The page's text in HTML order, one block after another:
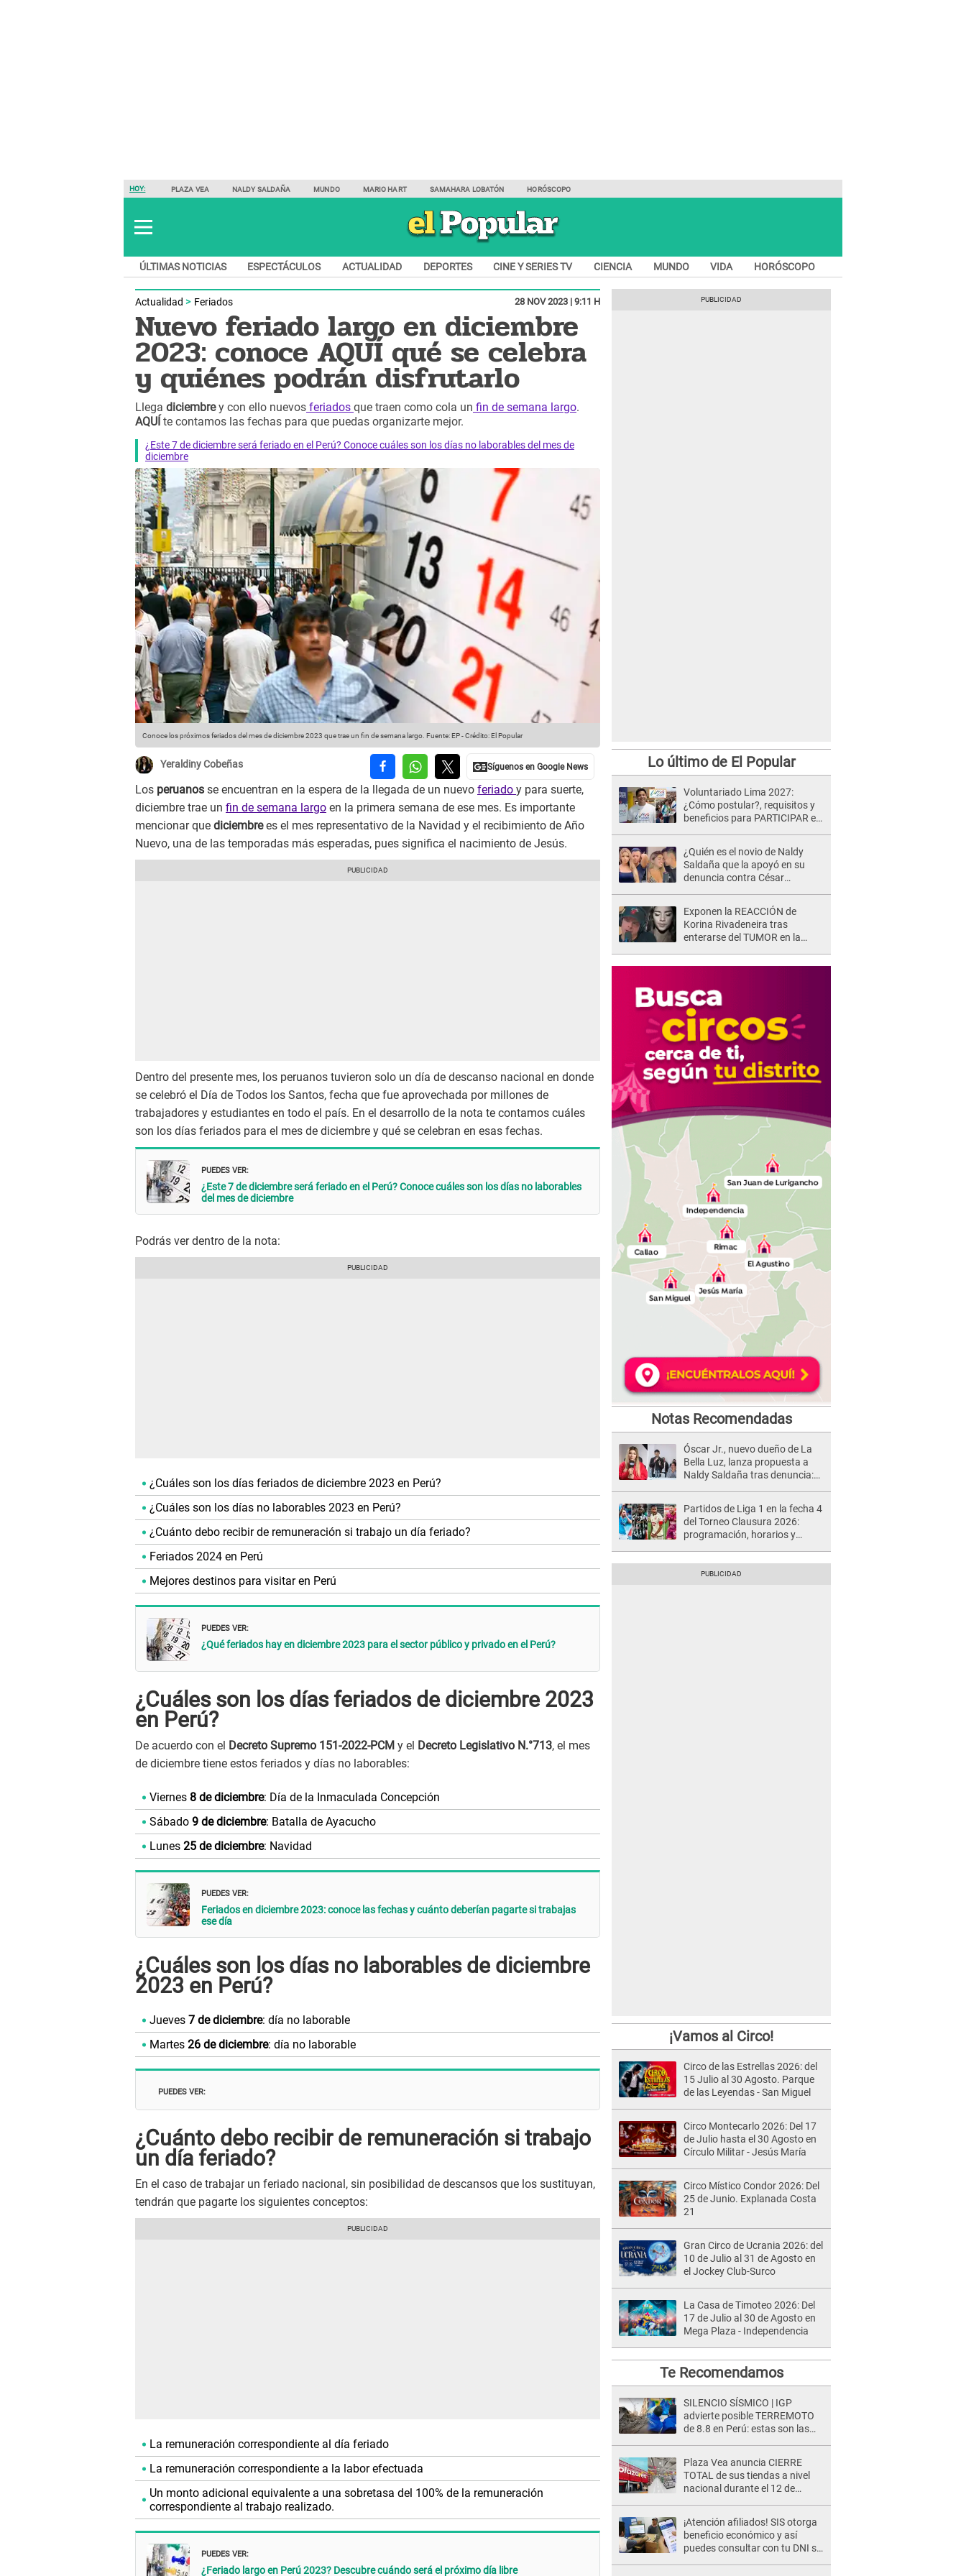
HOY: PLAZA VEA NALDY SALDAÑA MUNDO MARIO HART SAMAHARA LOBATÓN HORÓSCOPO
ÚLTIMAS NOTICIAS ESPECTÁCULOS ACTUALIDAD DEPORTES CINE Y SERIES TV CIENCIA MUNDO VIDA HORÓSCOPO
Actualidad Feriados 28 NOV 2023 | 9:11 H
Nuevo feriado largo en diciembre
2023: conoce AQUÍ qué se celebra
y quiénes podrán disfrutarlo
Llega diciembrey con ello nuevos feriados que traen como cola un fin de semana largo.
AQUÍ te contamos las fechas para que puedas organizarte mejor.
¿Este 7 de diciembre será feriado en el Perú? Conoce cuáles son los días no laborables del mes de
diciembre
Conoce los próximos feriados del mes de diciembre 2023 que trae un fin de semana largo. Fuente: EP-Crédito: El Popular
Yeraldiny Cobeñas
Los peruanos se encuentran en la espera de la llegada de un nuevo feriado y para suerte,
diciembre trae un fin de semana largo en la primera semana de ese mes. Es importante
mencionar que diciembrees el mes representativo de la Navidad y el recibimiento de Año
Nuevo, una de las temporadas más esperadas, pues significa el nacimiento de Jesús.
Dentro del presente mes, los peruanos tuvieron solo un día de descanso nacional en donde
se celebró el Día de Todos los Santos, fecha que fue aprovechada por millones de
trabajadores y estudiantes en todo el país. En el desarrollo de la nota te contamos cuáles
son los días feriados para el mes de diciembre y qué se celebran en esas fechas.
PUEDES VER:
¿Este 7 de diciembre será feriado en el Perú? Conoce cuáles son los días no laborables
del mes de diciembre
Podrás ver dentro de la nota:
¿Cuáles son los días feriados de diciembre 2023 en Perú?
¿Cuáles son los días no laborables 2023 en Perú?
¿Cuánto debo recibir de remuneración si trabajo un día feriado?
Feriados 2024 en Perú
Mejores destinos para visitar en Perú
PUEDES VER:
¿Qué feriados hay en diciembre 2023 para el sector público y privado en el Perú?
¿Cuáles son los días feriados de diciembre 2023
en Perú?
De acuerdo con el Decreto Supremo 151-2022-PCM y el Decreto Legislativo N.°713, el mes
de diciembre tiene estos feriados y días no laborables:
Viernes 8 de diciembre: Día de la Inmaculada Concepción
Sábado 9 de diciembre: Batalla de Ayacucho
Lunes 25 de diciembre: Navidad
PUEDES VER:
Feriados en diciembre 2023: conoce las fechas y cuánto deberían pagarte si trabajas
ese día
¿Cuáles son los días no laborables de diciembre
2023 en Perú?
Jueves 7 de diciembre: día no laborable
Martes 26 de diciembre: día no laborable
PUEDES VER:
¿Cuánto debo recibir de remuneración si trabajo
un día feriado?
En el caso de trabajar un feriado nacional, sin posibilidad de descansos que los sustituyan,
tendrán que pagarte los siguientes conceptos:
La remuneración correspondiente al día feriado
La remuneración correspondiente a la labor efectuada
Un monto adicional equivalente a una sobretasa del 100% de la remuneración
correspondiente al trabajo realizado.
PUEDES VER:
¿Feriado largo en Perú 2023? Descubre cuándo será el próximo día libre
Lo último de El Popular
Voluntariado Lima 2027:
¿Cómo postular?, requisitos y
beneficios para PARTICIPAR en
¿Quién es el novio de Naldy
Saldaña que la apoyó en su
denuncia contra César
Exponen la REACCIÓN de
Korina Rivadeneira tras
enterarse del TUMOR en la
Notas Recomendadas
Óscar Jr., nuevo dueño de La
Bella Luz, lanza propuesta a
Naldy Saldaña tras denuncia:
Partidos de Liga 1 en la fecha 4
del Torneo Clausura 2026:
programación, horarios y
¡Vamos al Circo!
Circo de las Estrellas 2026: del
15 Julio al 30 Agosto. Parque
de las Leyendas - San Miguel
Circo Montecarlo 2026: Del 17
de Julio hasta el 30 Agosto en
Círculo Militar - Jesús María
Circo Místico Condor 2026: Del
25 de Junio. Explanada Costa
21
Gran Circo de Ucrania 2026: del
10 de Julio al 31 de Agosto en
el Jockey Club-Surco
La Casa de Timoteo 2026: Del
17 de Julio al 30 de Agosto en
Mega Plaza - Independencia
Te Recomendamos
SILENCIO SÍSMICO | IGP
advierte posible TERREMOTO
de 8.8 en Perú: estas son las
Plaza Vea anuncia CIERRE
TOTAL de sus tiendas a nivel
nacional durante el 12 de
¡Atención afiliados! SIS otorga
beneficio económico y así
puedes consultar con tu DNI si